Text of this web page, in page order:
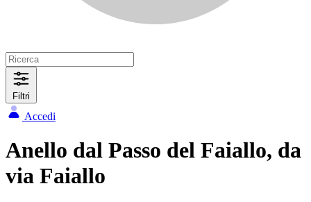
Filtri
Accedi
Anello dal Passo del Faiallo, da
via Faiallo